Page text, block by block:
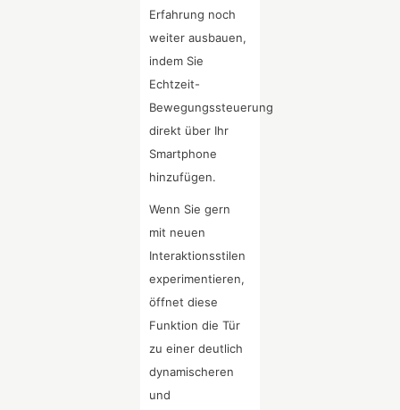
Erfahrung noch
weiter ausbauen,
indem Sie
Echtzeit-
Bewegungssteuerung
direkt über Ihr
Smartphone
hinzufügen.
Wenn Sie gern
mit neuen
Interaktionsstilen
experimentieren,
öffnet diese
Funktion die Tür
zu einer deutlich
dynamischeren
und